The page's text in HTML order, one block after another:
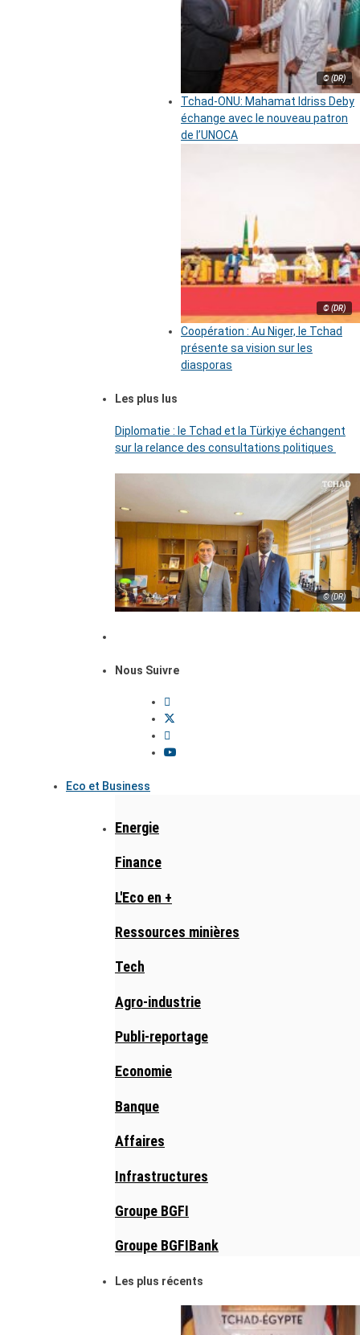
© (DR)
Tchad-ONU: Mahamat Idriss Deby
échange avec le nouveau patron
de l’UNOCA
© (DR)
Coopération : Au Niger, le Tchad
présente sa vision sur les
diasporas
Les plus lus
Diplomatie : le Tchad et la Türkiye échangent
sur la relance des consultations politiques
© (DR)
Nous Suivre
Eco et Business
Energie
Finance
L'Eco en +
Ressources minières
Tech
Agro-industrie
Publi-reportage
Economie
Banque
Affaires
Infrastructures
Groupe BGFI
Groupe BGFIBank
Les plus récents